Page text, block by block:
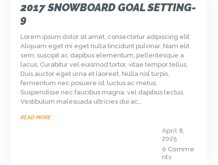
2017 SNOWBOARD GOAL SETTING-
9
Lorem ipsum dolor sit amet, consectetur adipiscing elit.
Aliquam eget mi eget nulla tincidunt pulvinar. Nam elit
sem, suscipit ac dapibus elementum, pellentesque a
lacus. Curabitur vel euismod tortor, vitae tempor tellus.
Duis auctor eget urna et laoreet. Nulla nisl turpis,
fermentum nec posuere id, luctus ac metus.
Suspendisse nec faucibus magna, vel dapibus lectus.
Vestibulum malesuada ultricies dui ac…
READ MORE
April 8,
2025
0 Comme
nts